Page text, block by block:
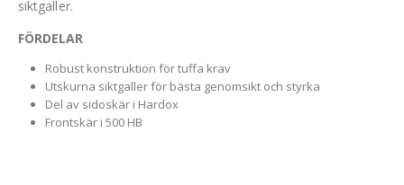
siktgaller.
FÖRDELAR
Robust konstruktion för tuffa krav
Utskurna siktgaller för bästa genomsikt och styrka
Del av sidoskär i Hardox
Frontskär i 500 HB